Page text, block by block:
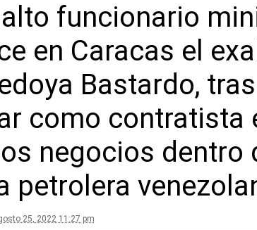
funcionario
en Caracas el
Bastardo, tras
como contratista
negocios dentro
petrolera
25, 2022 11:27 pm